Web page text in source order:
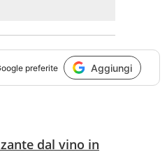
preferite Aggiungi
dal vino in